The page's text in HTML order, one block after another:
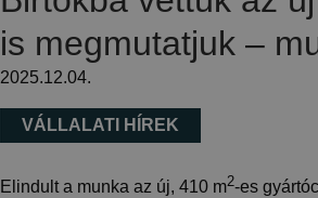
is megmutatjuk –
2025.12.04.
VÁLLALATI HÍREK
Elindult a munka az új, 410 m2-es